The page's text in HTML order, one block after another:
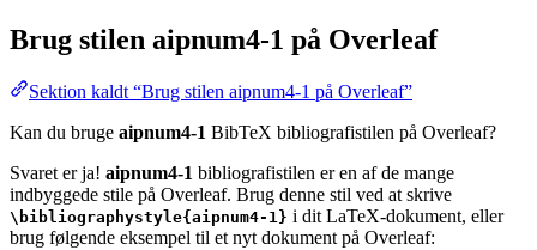
Brug stilen aipnum4-1 på Overleaf
Sektion kaldt “Brug stilen aipnum4-1 på Overleaf”
Kan du bruge aipnum4-1 BibTeX bibliografistilen på Overleaf?
Svaret er ja! aipnum4-1 bibliografistilen er en af de mange
indbyggede stile på Overleaf. Brug denne stil ved at skrive
\bibliographystyle{aipnum4-1} i dit LaTeX-dokument, eller
brug følgende eksempel til et nyt dokument på Overleaf: